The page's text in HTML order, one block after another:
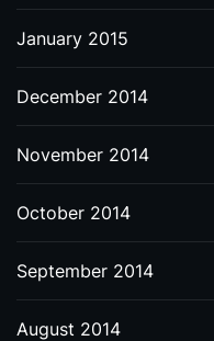
January 2015
December 2014
November 2014
October 2014
September 2014
August 2014